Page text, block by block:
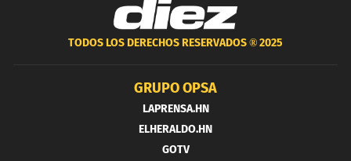
TODOS LOS DERECHOS RESERVADOS ®2025
GRUPO OPSA
LAPRENSA.HN
ELHERALDO.HN
GOTV